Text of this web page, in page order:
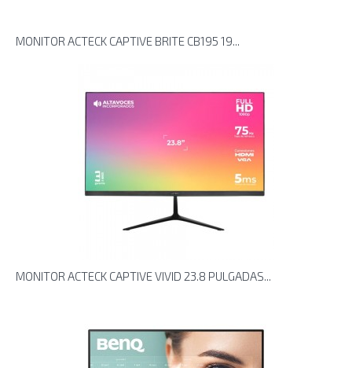
MONITOR ACTECK CAPTIVE BRITE CB195 19...
MONITOR ACTECK CAPTIVE VIVID 23.8 PULGADAS...